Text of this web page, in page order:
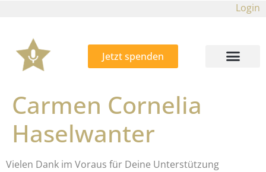
Login
Jetzt spenden
Carmen Cornelia
Haselwanter
Vielen Dank im Voraus für Deine Unterstützung